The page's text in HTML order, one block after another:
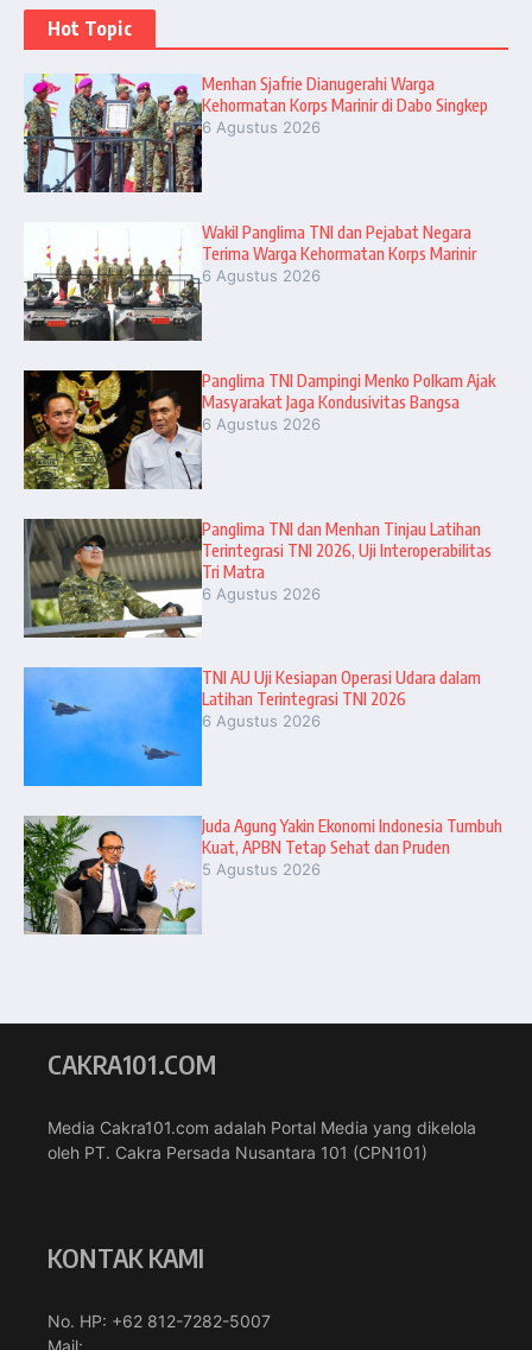
Hot Topic
Menhan Sjafrie Dianugerahi Warga
Kehormatan Korps Marinir di Dabo Singkep
6 Agustus 2026
Wakil Panglima TNI dan Pejabat Negara
Terima Warga Kehormatan Korps Marinir
6 Agustus 2026
Panglima TNI Dampingi Menko Polkam Ajak
Masyarakat Jaga Kondusivitas Bangsa
6 Agustus 2026
Panglima TNI dan Menhan Tinjau Latihan
Terintegrasi TNI 2026, Uji Interoperabilitas
Tri Matra
6 Agustus 2026
TNI AU Uji Kesiapan Operasi Udara dalam
Latihan Terintegrasi TNI 2026
6 Agustus 2026
Juda Agung Yakin Ekonomi Indonesia Tumbuh
Kuat, APBN Tetap Sehat dan Pruden
5 Agustus 2026
CAKRA101.COM
Media Cakra101.com adalah Portal Media yang dikelola
oleh PT. Cakra Persada Nusantara 101 (CPN101)
KONTAK KAMI
No. HP: +62 812-7282-5007